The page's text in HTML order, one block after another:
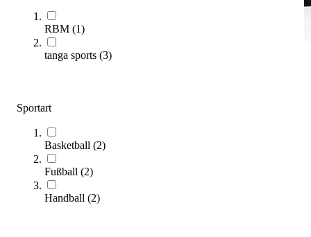
RBM (1)
tanga sports (3)
Sportart
Basketball (2)
Fußball (2)
Handball (2)
Sortieren nach